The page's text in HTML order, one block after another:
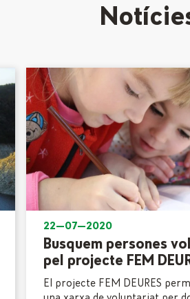
22—07—2020
Busquem persones
pel projecte FEM
El projecte FEM DEURES